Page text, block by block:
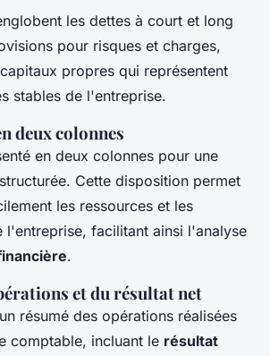
les dettes à court et long
pour risques et charges,
propres qui représentent
stables de l'entreprise.
deux colonnes
en deux colonnes pour une
Cette disposition permet
les ressources et les
l'entreprise, facilitant ainsi l'analyse
.
et du résultat net
résumé des opérations réalisées
comptable, incluant le résultat